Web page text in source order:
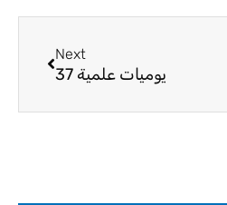
Next
يوميات علمية 37